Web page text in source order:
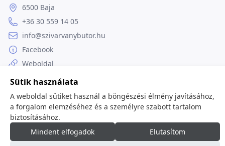
6500 Baja
+36 30 559 14 05
info@szivarvanybutor.hu
Facebook
Weboldal
minden jog fenntartva.
Sütik használata
A weboldal sütiket használ a böngészési élmény javításához,
a forgalom elemzéséhez és a személyre szabott tartalom
biztosításához.
Mindent elfogadok
Elutasítom